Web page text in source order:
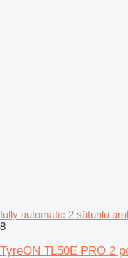
fully automatic 2 sütunlu
8
TyreON TL50E PRO 2